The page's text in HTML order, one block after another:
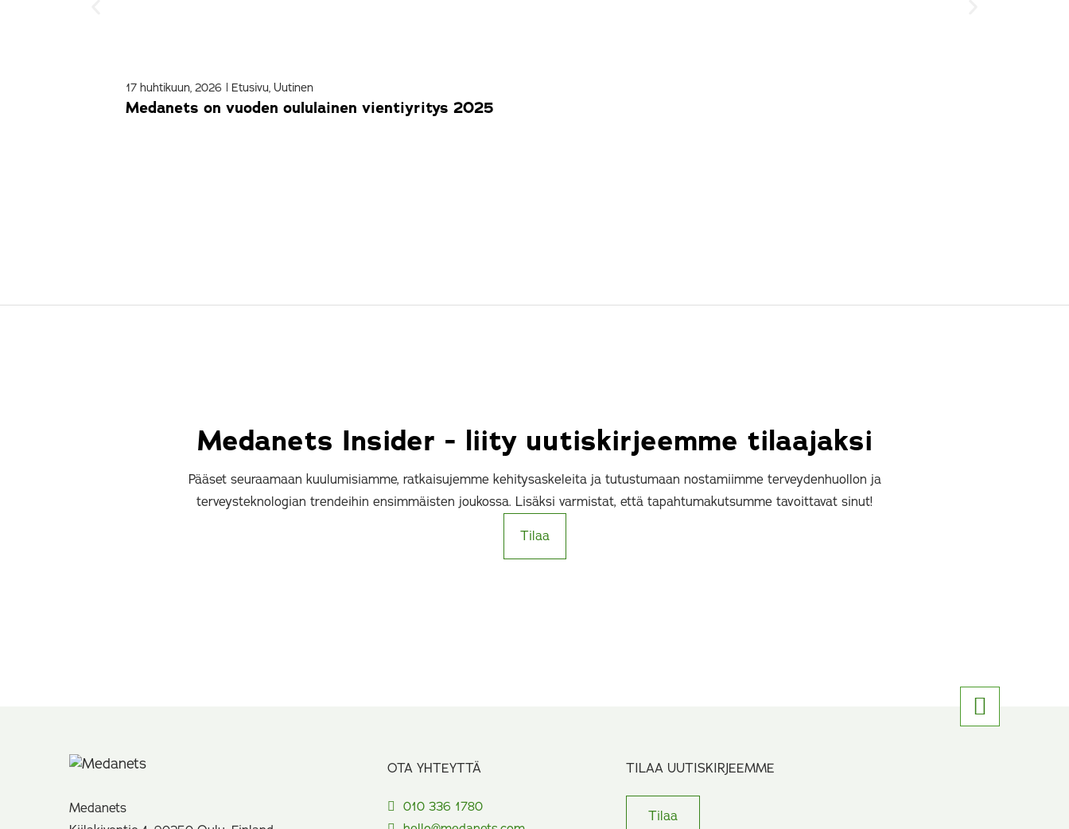
17 huhtikuun, 2026 | Etusivu, Uutinen
Medanets on vuoden oululainen vientiyritys 2025
Medanets Insider - liity uutiskirjeemme tilaajaksi
Pääset seuraamaan kuulumisiamme, ratkaisujemme kehitysaskeleita ja tutustumaan nostamiimme terveydenhuollon ja
terveysteknologian trendeihin ensimmäisten joukossa. Lisäksi varmistat, että tapahtumakutsumme tavoittavat sinut!
Tilaa
Medanets
OTA YHTEYTTÄ
010 336 1780
TILAA UUTISKIRJEEMME
Tilaa